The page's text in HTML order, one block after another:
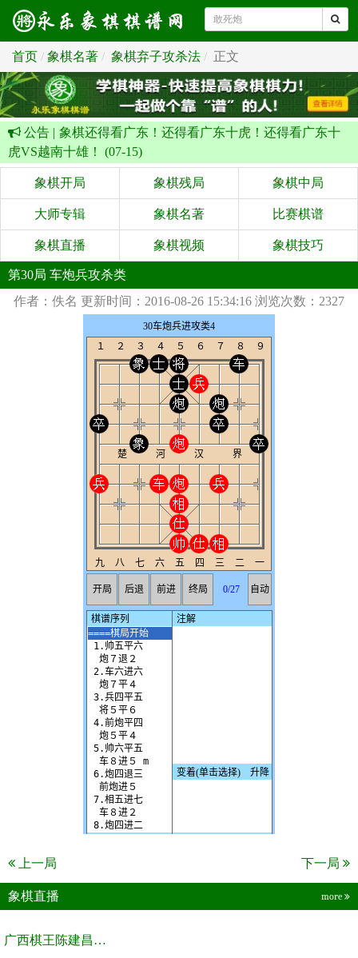
首页 象棋名著 象棋弃子攻杀法 正文
公告 | 象棋还得看广东！还得看广东十虎！还得看广东十
虎VS越南十雄！ (07-15)
象棋开局 象棋残局 象棋中局
大师专辑 象棋名著 比赛棋谱
象棋直播 象棋视频 象棋技巧
第30局 车炮兵攻杀类
作者：佚名 更新时间：2016-08-26 15:34:16 浏览次数：2327
上一局 下一局
象棋直播 more
广西棋王陈建昌直播间